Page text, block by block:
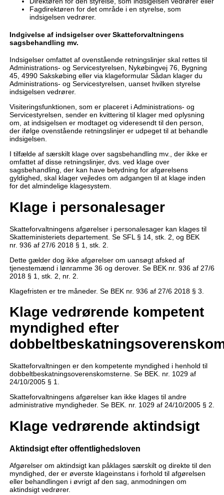
Fagdirektøren for det område i en styrelse, som
indsigelsen vedrører.
Indgivelse af indsigelser over Skatteforvaltningens
sagsbehandling mv.
Indsigelser omfattet af ovenstående retningslinjer skal rettes til
Administrations- og Servicestyrelsen, Nykøbingvej 76, Bygning
45, 4990 Sakskøbing eller via klageformular Sådan klager du
Administrations- og Servicestyrelsen, uanset hvilken styrelse
indsigelsen vedrører.
Visiteringsfunktionen, som er placeret i Administrations- og
Servicestyrelsen, sender en kvittering til klager med oplysning
om, at indsigelsen er modtaget og videresendt til den person,
der ifølge ovenstående retningslinjer er udpeget til at behandle
indsigelsen.
I tilfælde af særskilt klage over sagsbehandling mv., der ikke er
omfattet af disse retningslinjer, dvs. ved klage over
sagsbehandling, der kan have betydning for afgørelsens
gyldighed, skal klager vejledes om adgangen til at klage inden
for det almindelige klagesystem.
Klage i personalesager
Skatteforvaltningens afgørelser i personalesager kan klages til
Skatteministeriets departement. Se SFL § 14, stk. 2, og BEK
nr. 936 af 27/6 2018 § 1, stk. 2.
Dette gælder dog ikke afgørelser om uansøgt afsked af
tjenestemænd i lønramme 36 og derover. Se BEK nr. 936 af 27/6
2018 § 1, stk. 2, nr. 2.
Klagefristen er tre måneder. Se BEK nr. 936 af 27/6 2018 § 3.
Klage vedrørende kompetent
myndighed efter
Skatteforvaltningen er den kompetente myndighed i henhold til
dobbeltbeskatningsoverenskomsterne. Se BEK. nr. 1029 af
24/10/2005 § 1.
Skatteforvaltningens afgørelser kan ikke klages til andre
administrative myndigheder. Se BEK. nr. 1029 af 24/10/2005 § 2.
Klage vedrørende aktindsigt
Aktindsigt efter offentlighedsloven
Afgørelser om aktindsigt kan påklages særskilt og direkte til den
myndighed, der er øverste klageinstans i forhold til afgørelsen
eller behandlingen i øvrigt af den sag, anmodningen om
aktindsigt vedrører.